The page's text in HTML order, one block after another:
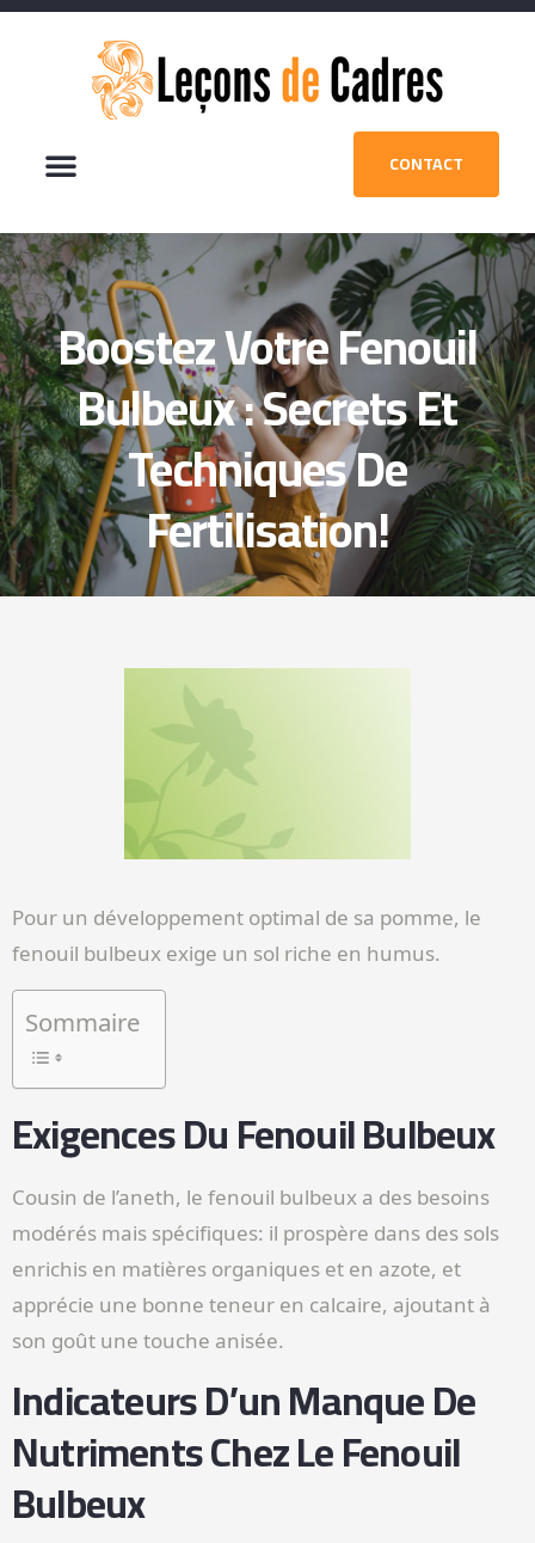
CONTACT
Boostez Votre Fenouil
Bulbeux : Secrets Et
Techniques De
Fertilisation!
Pour un développement optimal de sa pomme, le
fenouil bulbeux exige un sol riche en humus.
Sommaire
Exigences Du Fenouil Bulbeux
Cousin de l’aneth, le fenouil bulbeux a des besoins
modérés mais spécifiques: il prospère dans des sols
enrichis en matières organiques et en azote, et
apprécie une bonne teneur en calcaire, ajoutant à
son goût une touche anisée.
Indicateurs D’un Manque De
Nutriments Chez Le Fenouil
Bulbeux